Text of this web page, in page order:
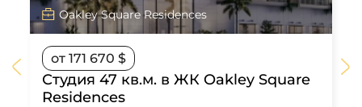
Oakley Square Residences
от 171 670 $
Студия 47 кв.м. в ЖК Oakley Square
Residences